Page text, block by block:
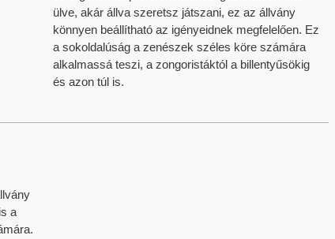
ülve, akár állva szeretsz játszani, ez az állvány
könnyen beállítható az igényeidnek megfelelően. Ez
a sokoldalúság a zenészek széles köre számára
alkalmassá teszi, a zongoristáktól a billentyűsökig
és azon túl is.
a
az időben történő kiszállítást, hogy minden megrendelésnél
rendelkező professzionális műszaki támogatást nyújtunk.